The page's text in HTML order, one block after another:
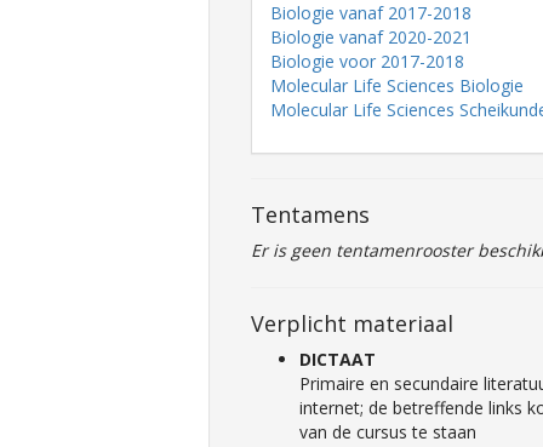
Biologie vanaf 2017-2018
Biologie vanaf 2020-2021
Biologie voor 2017-2018
Molecular Life Sciences Biologie
Molecular Life Sciences
Tentamens
Er is geen tentamenrooster
Verplicht materiaal
DICTAAT
Primaire en secundaire
internet; de betreffende links
van de cursus te staan